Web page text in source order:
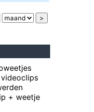
+ weetje